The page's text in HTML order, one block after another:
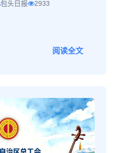
包头日报 2933
阅读全文